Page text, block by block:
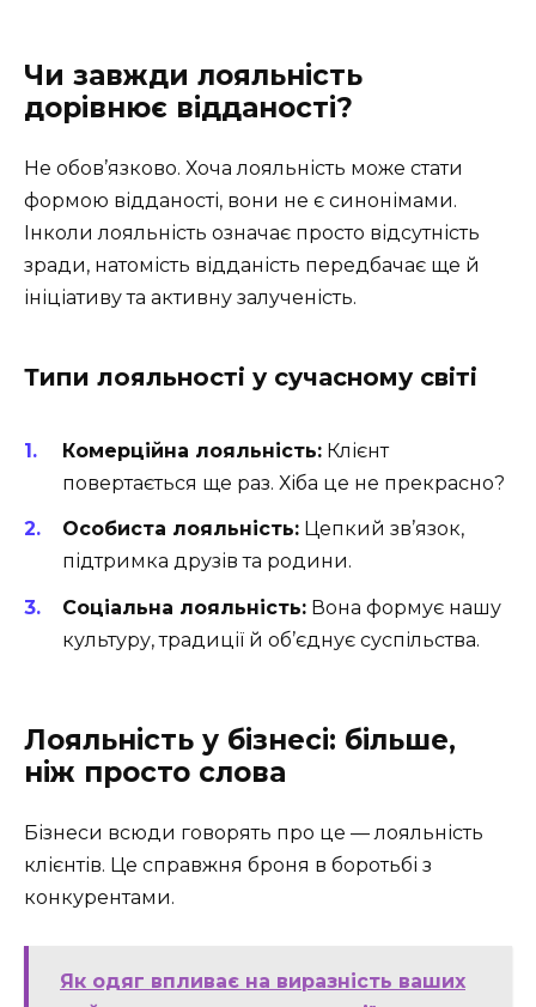
Чи завжди лояльність
дорівнює відданості?
Не обов’язково. Хоча лояльність може стати
формою відданості, вони не є синонімами.
Інколи лояльність означає просто відсутність
зради, натомість відданість передбачає ще й
ініціативу та активну залученість.
Типи лояльності у сучасному світі
Комерційна лояльність: Клієнт
повертається ще раз. Хіба це не прекрасно?
Особиста лояльність: Цепкий зв’язок,
підтримка друзів та родини.
Соціальна лояльність: Вона формує нашу
культуру, традиції й об’єднує суспільства.
Лояльність у бізнесі: більше,
ніж просто слова
Бізнеси всюди говорять про це — лояльність
клієнтів. Це справжня броня в боротьбі з
конкурентами.
Як одяг впливає на виразність ваших